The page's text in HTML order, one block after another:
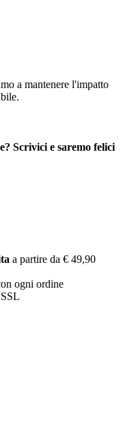
a mantenere l'impatto
Scrivici e saremo felici
a partire da € 49,90
ogni ordine